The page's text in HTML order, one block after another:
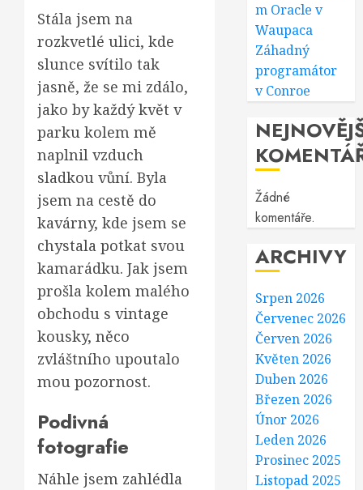
Stála jsem na
rozkvetlé ulici, kde
slunce svítilo tak
jasně, že se mi zdálo,
jako by každý květ v
parku kolem mě
naplnil vzduch
sladkou vůní. Byla
jsem na cestě do
kavárny, kde jsem se
chystala potkat svou
kamarádku. Jak jsem
prošla kolem malého
obchodu s vintage
kousky, něco
zvláštního upoutalo
mou pozornost.
Podivná
fotografie
Náhle jsem zahlédla
m Oracle v
Waupaca
Záhadný
programátor
v Conroe
Žádné
komentáře.
ARCHIVY
Srpen 2026
Červenec 2026
Červen 2026
Květen 2026
Duben 2026
Březen 2026
Únor 2026
Leden 2026
Prosinec 2025
Listopad 2025